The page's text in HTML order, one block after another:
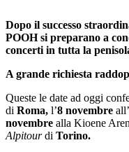
Dopo il successo
POOH si preparano a
concerti in tutta la
A grande richiesta
Queste le date ad oggi
di Roma, l’8 novembre all’
novembre alla Kioene
Alpitourdi Torino.